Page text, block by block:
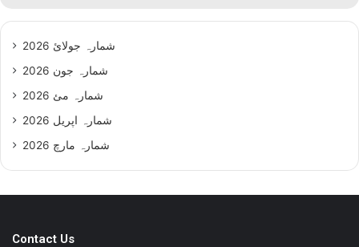
شمارہ جولائ 2026
شمارہ جون 2026
شمارہ مئ 2026
شمارہ اپریل 2026
شمارہ مارچ 2026
Contact Us